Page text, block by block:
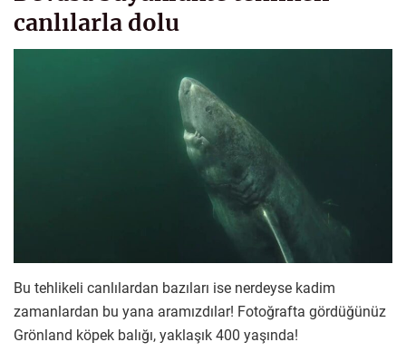
canlılarla dolu
Bu tehlikeli canlılardan bazıları ise nerdeyse kadim
zamanlardan bu yana aramızdılar! Fotoğrafta gördüğünüz
Grönland köpek balığı, yaklaşık 400 yaşında!